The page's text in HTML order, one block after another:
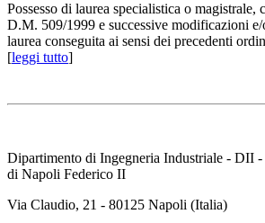
Possesso di laurea specialistica o magistrale,
D.M. 509/1999 e successive modificazioni
laurea conseguita ai sensi dei precedenti
[leggi tutto]
Dipartimento di Ingegneria Industriale - DII
di Napoli Federico II
Via Claudio, 21 - 80125 Napoli (Italia)